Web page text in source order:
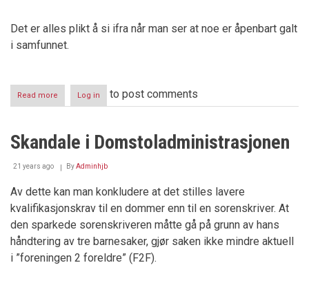
Det er alles plikt å si ifra når man ser at noe er åpenbart galt
i samfunnet.
Read more
Sparket
i
øyeblikk
Log in to post comments
Skandale i Domstoladministrasjonen
21 years ago ByAdminhjb
Av dette kan man konkludere at det stilles lavere
kvalifikasjonskrav til en dommer enn til en sorenskriver. At
den sparkede sorenskriveren måtte gå på grunn av hans
håndtering av tre barnesaker, gjør saken ikke mindre aktuell
i ”foreningen 2 foreldre” (F2F).